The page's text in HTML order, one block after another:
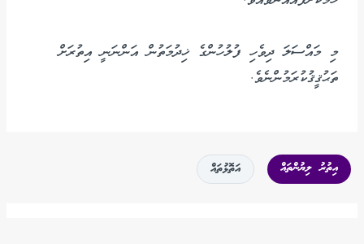
މި މައްސަލަ ދިވެހި ފުލުހުންގެ ޚިދުމަތުން އަންނަނީ އިތުރަށް
ތަޙުޤީޤުކުރަމުންނެވެ.
އިތުރު ލިޔުންތައް އަތޮޅުތައް